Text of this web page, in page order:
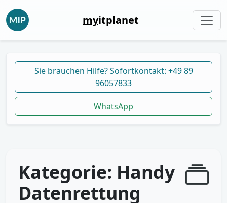
myitplanet
Sie brauchen Hilfe? Sofortkontakt: +49 89
96057833
WhatsApp
Kategorie: Handy
Datenrettung